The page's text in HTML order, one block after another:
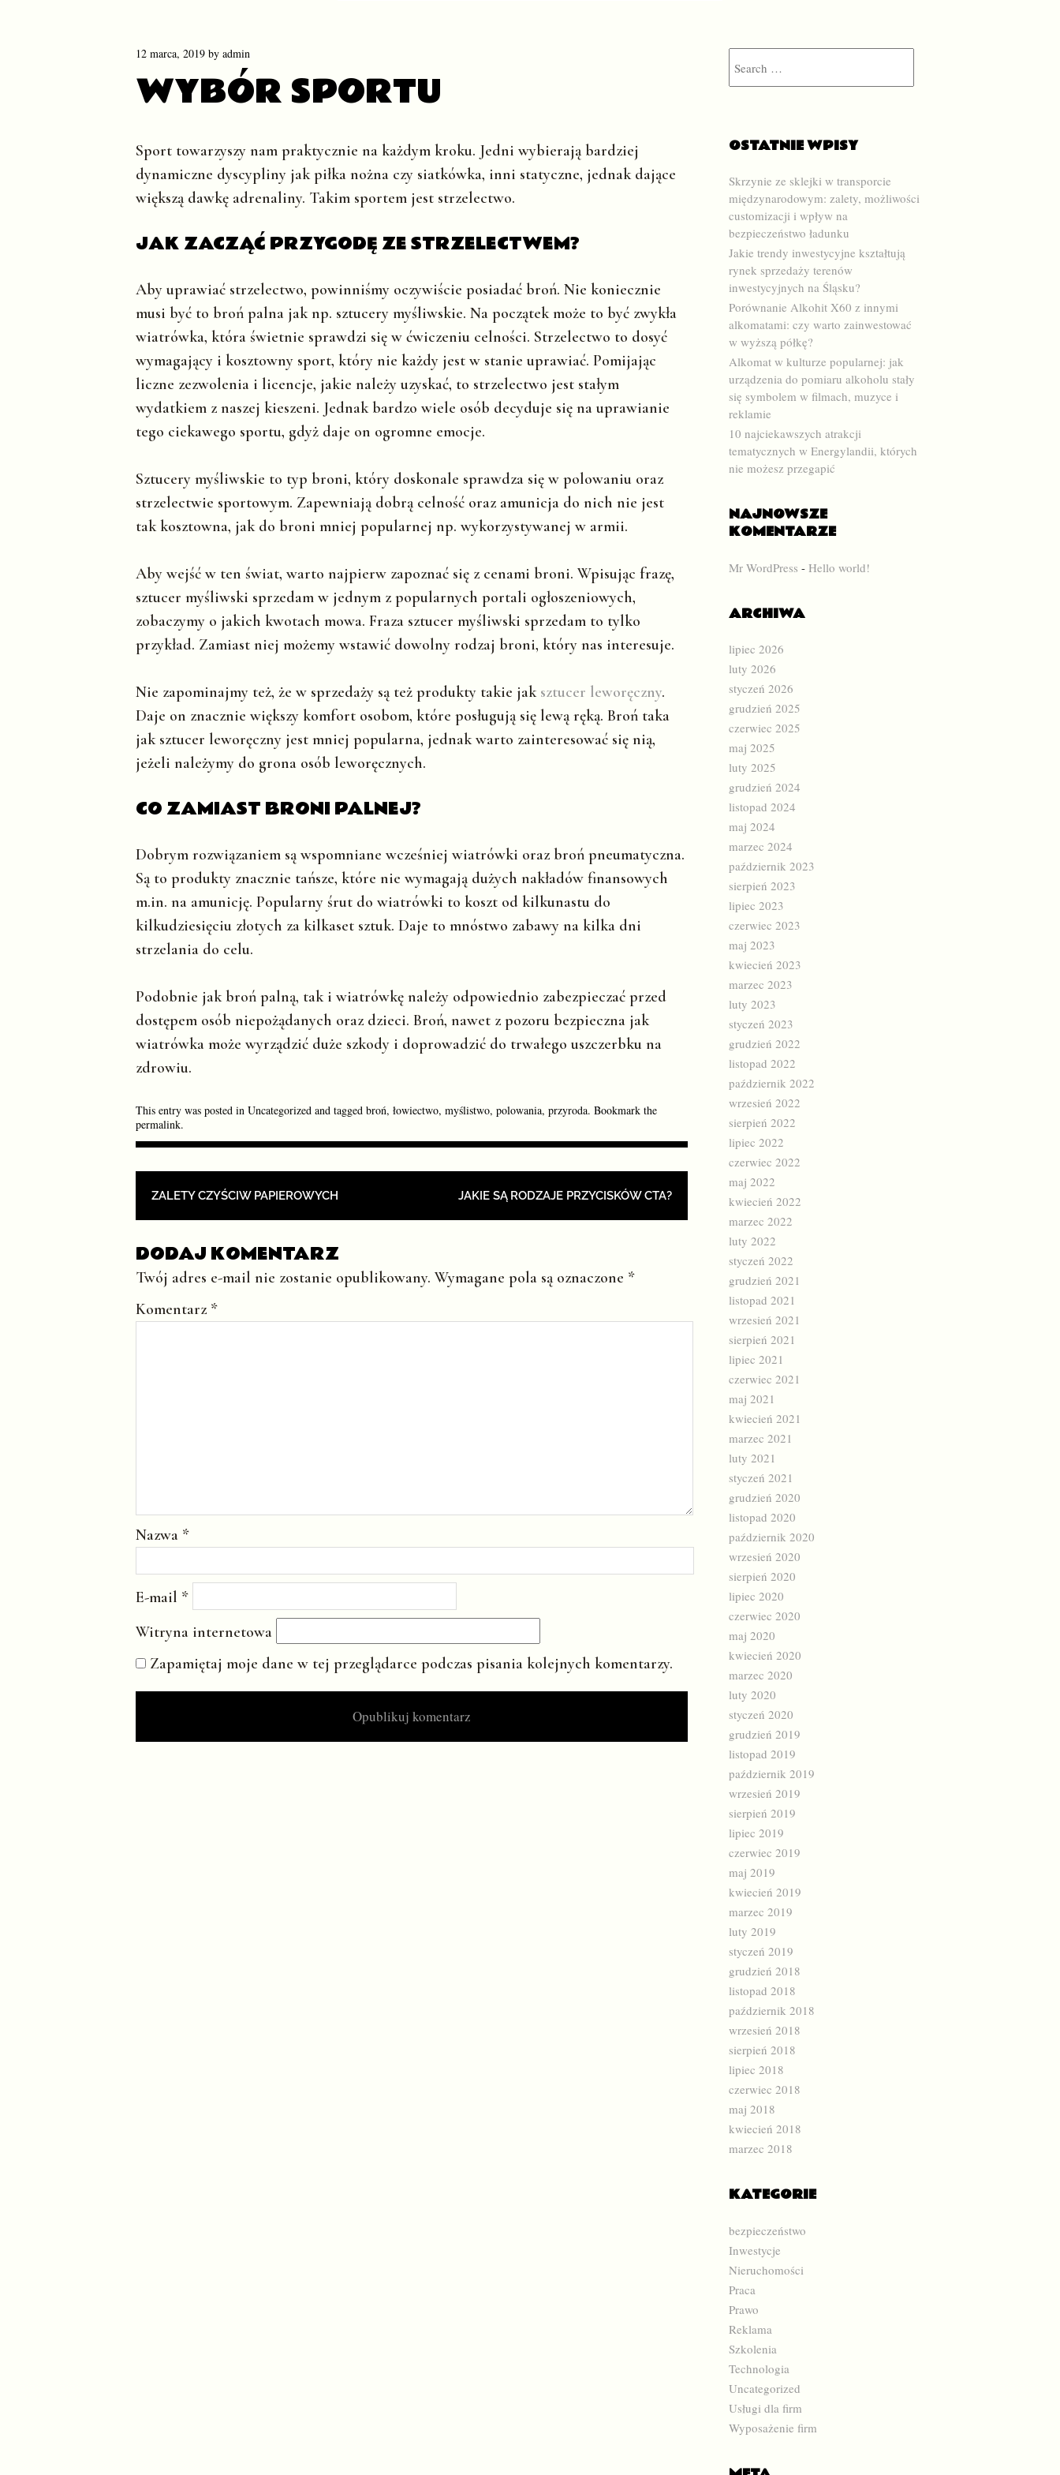
12 marca, 2019 by admin
WYBÓR SPORTU
Sport towarzyszy nam praktycznie na każdym kroku. Jedni wybierają bardziej
dynamiczne dyscypliny jak piłka nożna czy siatkówka, inni statyczne, jednak dające
większą dawkę adrenaliny. Takim sportem jest strzelectwo.
JAK ZACZĄĆ PRZYGODĘ ZE STRZELECTWEM?
Aby uprawiać strzelectwo, powinniśmy oczywiście posiadać broń. Nie koniecznie
musi być to broń palna jak np. sztucery myśliwskie. Na początek może to być zwykła
wiatrówka, która świetnie sprawdzi się w ćwiczeniu celności. Strzelectwo to dosyć
wymagający i kosztowny sport, który nie każdy jest w stanie uprawiać. Pomijając
liczne zezwolenia i licencje, jakie należy uzyskać, to strzelectwo jest stałym
wydatkiem z naszej kieszeni. Jednak bardzo wiele osób decyduje się na uprawianie
tego ciekawego sportu, gdyż daje on ogromne emocje.
Sztucery myśliwskie to typ broni, który doskonale sprawdza się w polowaniu oraz
strzelectwie sportowym. Zapewniają dobrą celność oraz amunicja do nich nie jest
tak kosztowna, jak do broni mniej popularnej np. wykorzystywanej w armii.
Aby wejść w ten świat, warto najpierw zapoznać się z cenami broni. Wpisując frazę,
sztucer myśliwski sprzedam w jednym z popularnych portali ogłoszeniowych,
zobaczymy o jakich kwotach mowa. Fraza sztucer myśliwski sprzedam to tylko
przykład. Zamiast niej możemy wstawić dowolny rodzaj broni, który nas interesuje.
Nie zapominajmy też, że w sprzedaży są też produkty takie jak sztucer leworęczny.
Daje on znacznie większy komfort osobom, które posługują się lewą ręką. Broń taka
jak sztucer leworęczny jest mniej popularna, jednak warto zainteresować się nią,
jeżeli należymy do grona osób leworęcznych.
CO ZAMIAST BRONI PALNEJ?
Dobrym rozwiązaniem są wspomniane wcześniej wiatrówki oraz broń pneumatyczna.
Są to produkty znacznie tańsze, które nie wymagają dużych nakładów finansowych
m.in. na amunicję. Popularny śrut do wiatrówki to koszt od kilkunastu do
kilkudziesięciu złotych za kilkaset sztuk. Daje to mnóstwo zabawy na kilka dni
strzelania do celu.
Podobnie jak broń palną, tak i wiatrówkę należy odpowiednio zabezpieczać przed
dostępem osób niepożądanych oraz dzieci. Broń, nawet z pozoru bezpieczna jak
wiatrówka może wyrządzić duże szkody i doprowadzić do trwałego uszczerbku na
zdrowiu.
This entry was posted in Uncategorized and tagged broń, łowiectwo, myślistwo, polowania, przyroda. Bookmark the
permalink.
POST NAVIGATION
ZALETY CZYŚCIW PAPIEROWYCH JAKIE SĄ RODZAJE PRZYCISKÓW CTA?
DODAJ KOMENTARZ
Twój adres e-mail nie zostanie opublikowany. Wymagane pola są oznaczone *
Komentarz *
Nazwa *
E-mail *
Witryna internetowa
Zapamiętaj moje dane w tej przeglądarce podczas pisania kolejnych komentarzy.
OSTATNIE WPISY
Skrzynie ze sklejki w transporcie
międzynarodowym: zalety, możliwości
customizacji i wpływ na
bezpieczeństwo ładunku
Jakie trendy inwestycyjne kształtują
rynek sprzedaży terenów
inwestycyjnych na Śląsku?
Porównanie Alkohit X60 z innymi
alkomatami: czy warto zainwestować
w wyższą półkę?
Alkomat w kulturze popularnej: jak
urządzenia do pomiaru alkoholu stały
się symbolem w filmach, muzyce i
reklamie
10 najciekawszych atrakcji
tematycznych w Energylandii, których
nie możesz przegapić
NAJNOWSZE
KOMENTARZE
Mr WordPress - Hello world!
ARCHIWA
lipiec 2026
luty 2026
styczeń 2026
grudzień 2025
czerwiec 2025
maj 2025
luty 2025
grudzień 2024
listopad 2024
maj 2024
marzec 2024
październik 2023
sierpień 2023
lipiec 2023
czerwiec 2023
maj 2023
kwiecień 2023
marzec 2023
luty 2023
styczeń 2023
grudzień 2022
listopad 2022
październik 2022
wrzesień 2022
sierpień 2022
lipiec 2022
czerwiec 2022
maj 2022
kwiecień 2022
marzec 2022
luty 2022
styczeń 2022
grudzień 2021
listopad 2021
wrzesień 2021
sierpień 2021
lipiec 2021
czerwiec 2021
maj 2021
kwiecień 2021
marzec 2021
luty 2021
styczeń 2021
grudzień 2020
listopad 2020
październik 2020
wrzesień 2020
sierpień 2020
lipiec 2020
czerwiec 2020
maj 2020
kwiecień 2020
marzec 2020
luty 2020
styczeń 2020
grudzień 2019
listopad 2019
październik 2019
wrzesień 2019
sierpień 2019
lipiec 2019
czerwiec 2019
maj 2019
kwiecień 2019
marzec 2019
luty 2019
styczeń 2019
grudzień 2018
listopad 2018
październik 2018
wrzesień 2018
sierpień 2018
lipiec 2018
czerwiec 2018
maj 2018
kwiecień 2018
marzec 2018
KATEGORIE
bezpieczeństwo
Inwestycje
Nieruchomości
Praca
Prawo
Reklama
Szkolenia
Technologia
Uncategorized
Usługi dla firm
Wyposażenie firm